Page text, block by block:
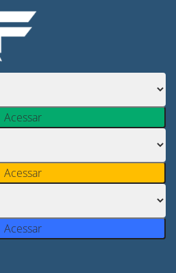
Acessar
Acessar
Acessar